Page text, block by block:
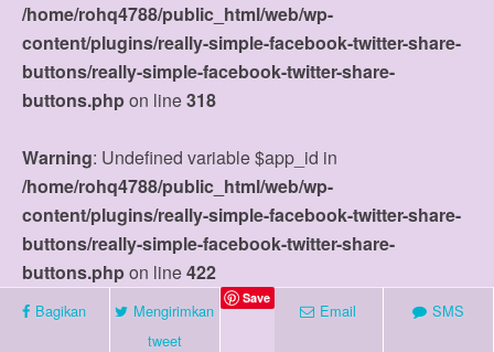
/home/rohq4788/public_html/web/wp-
content/plugins/really-simple-facebook-twitter-share-
buttons/really-simple-facebook-twitter-share-
buttons.phpon line318
Warning: Undefined variable $app_id in
/home/rohq4788/public_html/web/wp-
content/plugins/really-simple-facebook-twitter-share-
buttons/really-simple-facebook-twitter-share-
buttons.phpon line422
Bagikan
Mengirimkan
tweet
Save
Email SMS